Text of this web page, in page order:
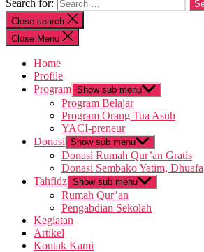
Search for:
Close search
Close Menu
Home
Profile
Program Show sub menu
Program Belajar
Program Orang Tua Asuh
YACI-preneur
Donasi Show sub menu
Donasi Rumah Qur’an Gratis
Donasi Sembako Yatim,
Tahfidz Show sub menu
Rumah Qur’an
Pengabdian Sekolah
Kegiatan
Artikel
Kontak Kami